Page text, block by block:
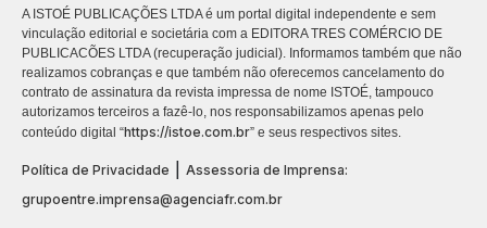
A ISTOÉ PUBLICAÇÕES LTDA é um portal digital independente e sem
vinculação editorial e societária com a EDITORA TRES COMÉRCIO DE
PUBLICACÕES LTDA (recuperação judicial). Informamos também que não
realizamos cobranças e que também não oferecemos cancelamento do
contrato de assinatura da revista impressa de nome ISTOÉ, tampouco
autorizamos terceiros a fazê-lo, nos responsabilizamos apenas pelo
conteúdo digital “https://istoe.com.br” e seus respectivos sites.
Política de Privacidade
Assessoria de Imprensa:
grupoentre.imprensa@agenciafr.com.br